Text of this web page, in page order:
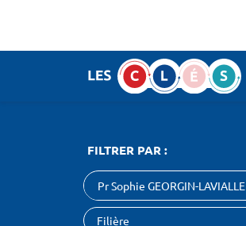
FILTRER PAR :
Pr Sophie GEORGIN-LAVIALLE